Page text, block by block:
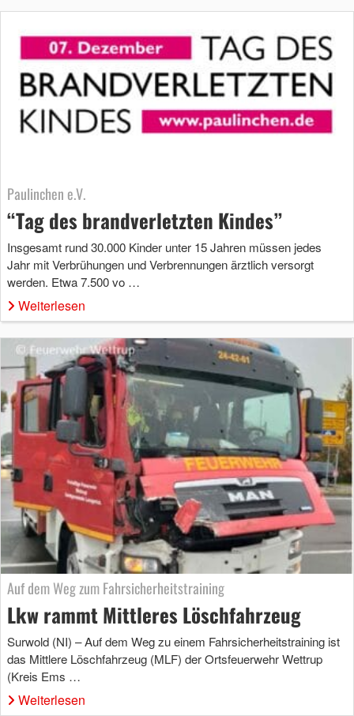
Paulinchen e.V.
“Tag des brandverletzten Kindes”
Insgesamt rund 30.000 Kinder unter 15 Jahren müssen jedes
Jahr mit Verbrühungen und Verbrennungen ärztlich versorgt
werden. Etwa 7.500 vo …
Weiterlesen
Auf dem Weg zum Fahrsicherheitstraining
Lkw rammt Mittleres Löschfahrzeug
Surwold (NI) – Auf dem Weg zu einem Fahrsicherheitstraining ist
das Mittlere Löschfahrzeug (MLF) der Ortsfeuerwehr Wettrup
(Kreis Ems …
Weiterlesen